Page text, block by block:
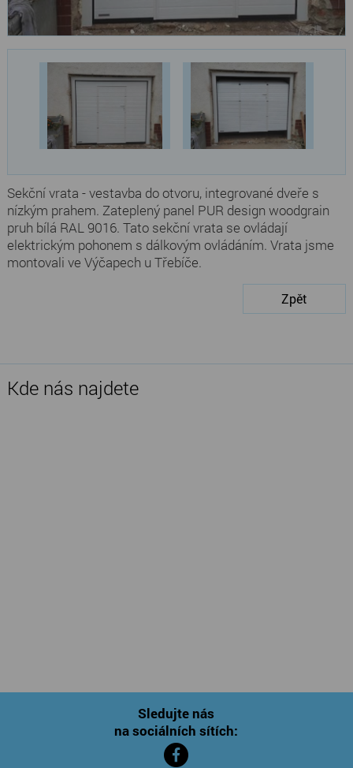
Sekční vrata - vestavba do otvoru, integrované dveře s
nízkým prahem. Zateplený panel PUR design woodgrain
pruh bílá RAL 9016. Tato sekční vrata se ovládají
elektrickým pohonem s dálkovým ovládáním. Vrata jsme
montovali ve Výčapech u Třebíče.
Zpět
Kde nás najdete
Sledujte nás
na sociálních sítích: